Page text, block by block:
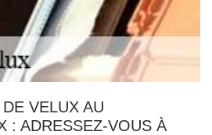
VELUX AU
: ADRESSEZ-VOUS À